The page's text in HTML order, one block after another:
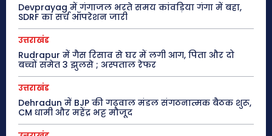
Devprayag में गंगाजल भरते समय कांवड़िया गंगा में बहा,
SDRF का सर्च ऑपरेशन जारी
उत्तराखंड
Rudrapur में गैस रिसाव से घर में लगी आग, पिता और दो
बच्चों समेत 3 झुलसे ; अस्पताल रेफर
उत्तराखंड
Dehradun में BJP की गढ़वाल मंडल संगठनात्मक बैठक शुरू,
CM धामी और महेंद्र भट्ट मौजूद